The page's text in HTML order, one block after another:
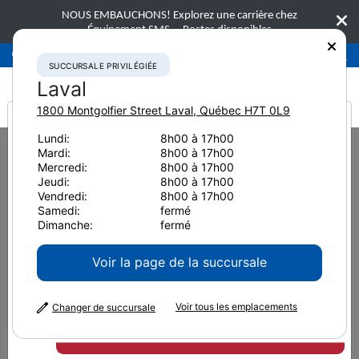
NOUS EMBAUCHONS! Explorez une carrière chez
Équipement SMS. Postes disponibles
Succursale privilégiéeLaval 450-781-9600
Home Nous joindre Regina
DÉFINIR COMME SUCCURSALE PRÉFÉRÉE
Regina
Appelez-nous
It looks like you are
from America
SUCCURSALE PRIVILÉGIÉE
Laval
1800 Montgolfier Street Laval, Québec H7T 0L9
Lundi:
8h00 à 17h00
Mardi:
8h00 à 17h00
Mercredi:
8h00 à 17h00
Jeudi:
8h00 à 17h00
Vendredi:
8h00 à 17h00
Samedi:
fermé
Dimanche:
fermé
Voir la page de la succursale
Changer de succursale Voir tous les emplacements